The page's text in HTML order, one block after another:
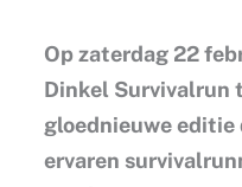
Op zaterdag 22
Dinkel Survivalrun
gloednieuwe editie
ervaren